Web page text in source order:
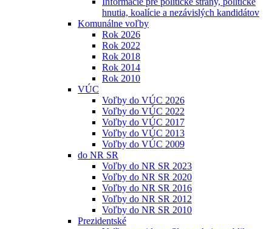
hnutia, koalície a nezávislých kandidátov
Komunálne voľby
Rok 2026
Rok 2022
Rok 2018
Rok 2014
Rok 2010
VÚC
Voľby do VÚC 2026
Voľby do VÚC 2022
Voľby do VÚC 2017
Voľby do VÚC 2013
Voľby do VÚC 2009
do NR SR
Voľby do NR SR 2023
Voľby do NR SR 2020
Voľby do NR SR 2016
Voľby do NR SR 2012
Voľby do NR SR 2010
Prezidentské